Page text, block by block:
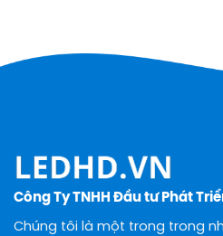
Công Ty TNHH Đầu tư Phát
Chúng tôi là một trong trong